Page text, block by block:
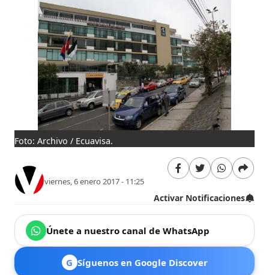
Foto: Archivo / Ecuavisa.
viernes, 6 enero 2017 - 11:25
Activar Notificaciones
Únete a nuestro canal de WhatsApp
G Síguenos en Google Discover